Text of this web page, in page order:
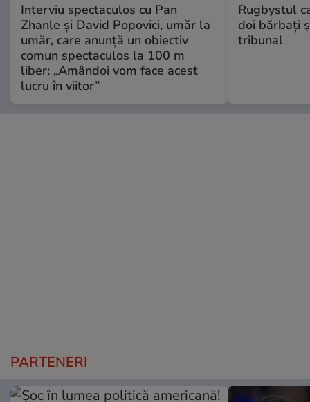
Interviu spectaculos cu Pan
Zhanle și David Popovici, umăr la
umăr, care anunță un obiectiv
comun spectaculos la 100 m
liber: „Amândoi vom face acest
lucru în viitor”
Rugbystul
doi bărbați
tribunal
PARTENERI